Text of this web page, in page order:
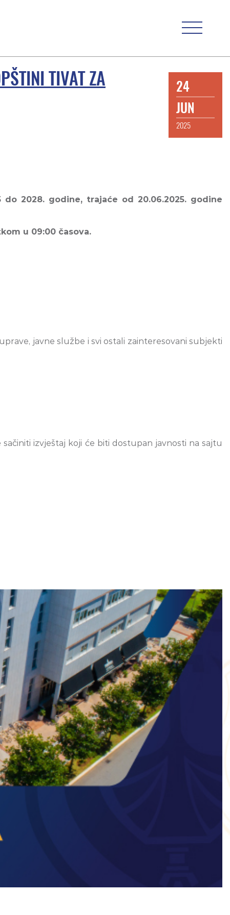
TIVAT ZA
24
JUN
2025
2028. godine, trajaće od 20.06.2025. godine
u 09:00 časova.
javne službe i svi ostali zainteresovani subjekti
izvještaj koji će biti dostupan javnosti na sajtu